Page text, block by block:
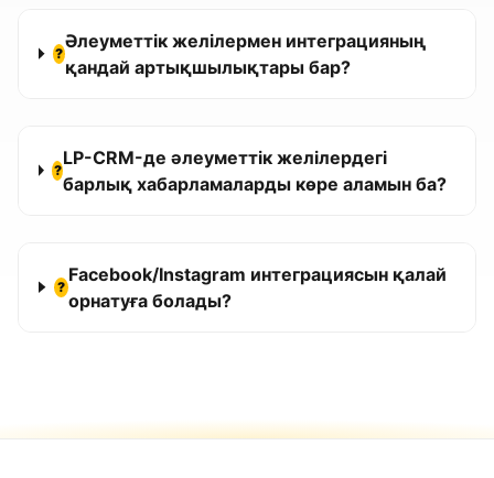
?
Әлеуметтік желілермен интеграцияның
қандай артықшылықтары бар?
?
LP-CRM-де әлеуметтік желілердегі
барлық хабарламаларды көре аламын ба?
?
Facebook/Instagram интеграциясын қалай
орнатуға болады?